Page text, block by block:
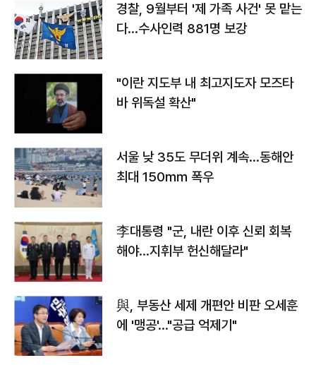
경찰, 9월부터 '제 가족 사건' 못 맡는
다…수사인력 881명 보강
"이란 지도부 내 최고지도자 모즈타
바 위독설 확산"
서울 낮 35도 무더위 계속…동해안
최대 150㎜ 폭우
李대통령 "군, 내란 이후 신뢰 회복
해야…지휘부 헌신해달라"
與, 부동산 세제 개편안 비판 오세훈
에 '맹공'…"공급 억제기"